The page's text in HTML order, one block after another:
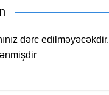
dərc edilməyəcəkdir.